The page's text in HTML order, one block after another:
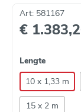
Art: 581167
€
Lengte
10 x 1,33 m
15 x 2 m